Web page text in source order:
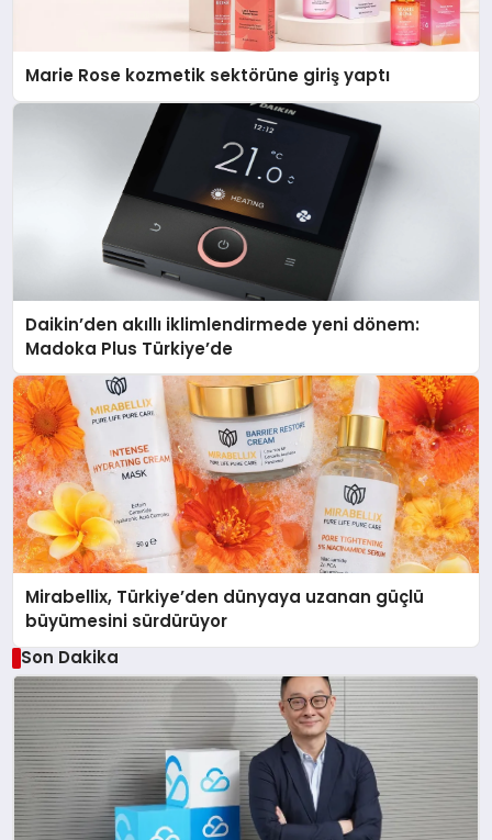
Marie Rose kozmetik sektörüne giriş yaptı
Daikin’den akıllı iklimlendirmede yeni dönem:
Madoka Plus Türkiye’de
Mirabellix, Türkiye’den dünyaya uzanan güçlü
büyümesini sürdürüyor
Son Dakika